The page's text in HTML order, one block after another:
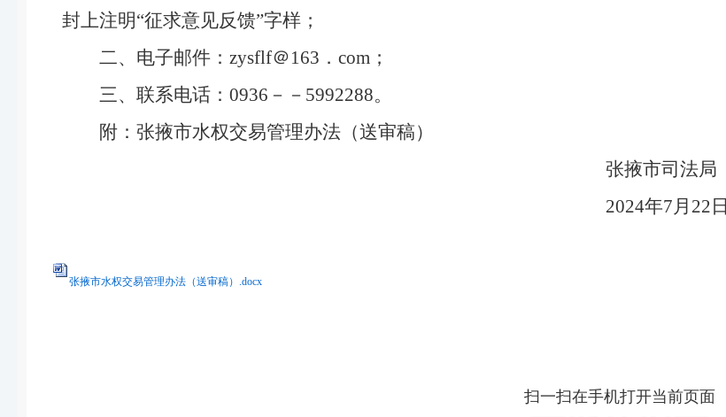
封上注明“征求意见反馈”字样；
二、电子邮件： zysflf＠163．com ；
三、联系电话： 0936－－5992288。
附 ： 张掖市水权交易管理办法（送审稿）
张掖市司法局
2024年7月 22 日
张掖市水权交易管理办法（送审稿）.docx
扫一扫在手机打开当前页面